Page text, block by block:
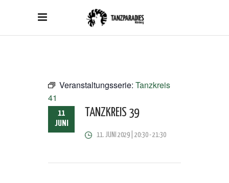
Veranstaltungsserie: Tanzkreis
41
11
JUNI
TANZKREIS 39
11. JUNI 2029 | 20:30-21:30